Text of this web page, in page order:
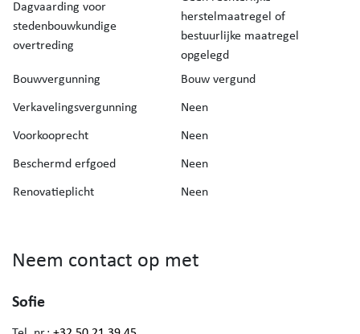
Dagvaarding voor
stedenbouwkundige
overtreding
herstelmaatregel of
bestuurlijke maatregel
opgelegd
Bouwvergunning
Bouw vergund
Verkavelingsvergunning
Neen
Voorkooprecht
Neen
Beschermd erfgoed
Neen
Renovatieplicht
Neen
Neem contact op met
Sofie